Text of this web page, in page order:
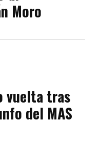
Moro
vuelta tras
del MAS